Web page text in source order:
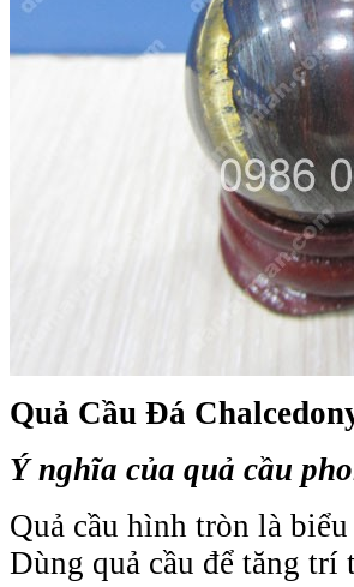
Quả Cầu Đá
Ý nghĩa của quả cầu
Quả cầu hình tròn là
Dùng quả cầu để tăng